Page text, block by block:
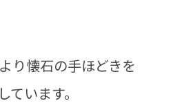
り懐石の手ほどきを
います。